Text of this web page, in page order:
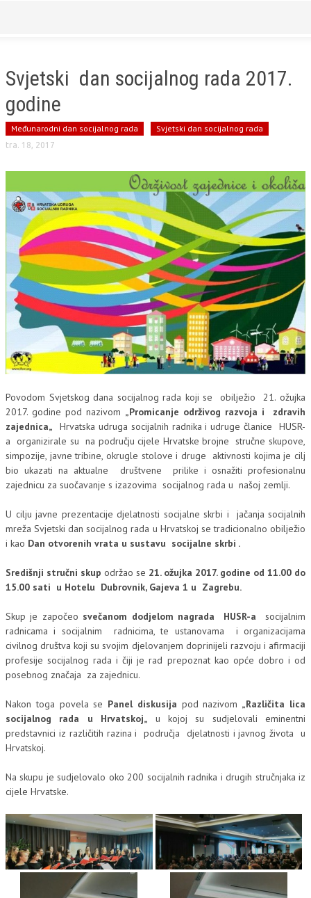
Svjetski dan socijalnog rada 2017.
godine
Međunarodni dan socijalnog rada Svjetski dan socijalnog rada
tra. 18, 2017
Povodom Svjetskog dana socijalnog rada koji se obilježio 21. ožujka
2017. godine pod nazivom „Promicanje održivog razvoja i zdravih
zajednica„ Hrvatska udruga socijalnih radnika i udruge članice HUSR-
a organizirale su na području cijele Hrvatske brojne stručne skupove,
simpozije, javne tribine, okrugle stolove i druge aktivnosti kojima je cilj
bio ukazati na aktualne društvene prilike i osnažiti profesionalnu
zajednicu za suočavanje s izazovima socijalnog rada u našoj zemlji.
U cilju javne prezentacije djelatnosti socijalne skrbi i jačanja socijalnih
mreža Svjetski dan socijalnog rada u Hrvatskoj se tradicionalno obilježio
i kao Dan otvorenih vrata u sustavu socijalne skrbi .
Središnji stručni skup održao se 21. ožujka 2017. godine od 11.00 do
15.00 sati u Hotelu Dubrovnik, Gajeva 1 u Zagrebu.
Skup je započeo svečanom dodjelom nagrada HUSR-a socijalnim
radnicama i socijalnim radnicima, te ustanovama i organizacijama
civilnog društva koji su svojim djelovanjem doprinijeli razvoju i afirmaciji
profesije socijalnog rada i čiji je rad prepoznat kao opće dobro i od
posebnog značaja za zajednicu.
Nakon toga povela se Panel diskusija pod nazivom „Različita lica
socijalnog rada u Hrvatskoj„ u kojoj su sudjelovali eminentni
predstavnici iz različitih razina i područja djelatnosti i javnog života u
Hrvatskoj.
Na skupu je sudjelovalo oko 200 socijalnih radnika i drugih stručnjaka iz
cijele Hrvatske.